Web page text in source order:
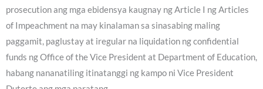
prosecution ang mga ebidensya kaugnay ng Article I ng Articles
of Impeachment na may kinalaman sa sinasabing maling
paggamit, paglustay at iregular na liquidation ng confidential
funds ng Office of the Vice President at Department of Education,
habang nananatiling itinatanggi ng kampo ni Vice President